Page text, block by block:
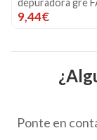
9,44€
Ponte en